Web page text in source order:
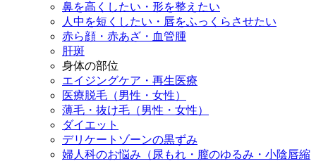
鼻を高くしたい・形を整えたい
人中を短くしたい・唇をふっくらさせたい
赤ら顔・赤あざ・血管腫
肝斑
身体の部位
エイジングケア・再生医療
医療脱毛（男性・女性）
薄毛・抜け毛（男性・女性）
ダイエット
デリケートゾーンの黒ずみ
婦人科のお悩み（尿もれ・膣のゆるみ・小陰唇縮